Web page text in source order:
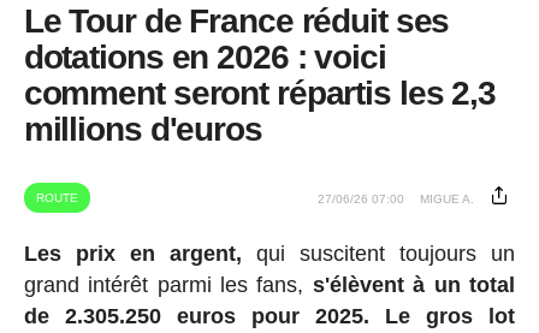
Le Tour de France réduit ses
dotations en 2026 : voici
comment seront répartis les 2,3
millions d'euros
ROUTE 27/06/26 07:00 MIGUE A.
Les prix en argent, qui suscitent toujours un
grand intérêt parmi les fans, s'élèvent à un total
de 2.305.250 euros pour 2025.
Le gros lot